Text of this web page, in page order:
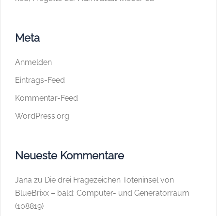
Meta
Anmelden
Eintrags-Feed
Kommentar-Feed
WordPress.org
Neueste Kommentare
Jana zu Die drei Fragezeichen Toteninsel von
BlueBrixx – bald: Computer- und Generatorraum
(108819)